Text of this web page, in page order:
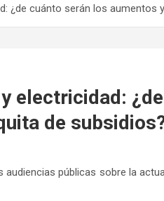
¿de cuánto serán los aumentos
electricidad:
de
públicas sobre la